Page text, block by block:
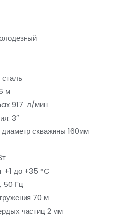
сталь
м
917 л/мин
3″
скважины 160мм
+1 до +35 °C
50 Гц
70 м
частиц 2 мм